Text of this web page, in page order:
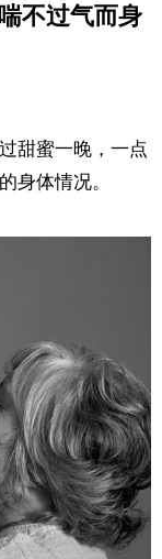
不过气而身
甜蜜一晚，一点
身体情况。